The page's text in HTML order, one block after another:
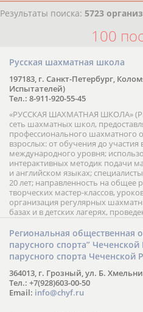
Результаты поиска: 5723
100
Русская шахматная школа
197183, г. Санкт-Петербург,
Испытателей)
Тел.: 8-911-920-55-45
«РУССКАЯ ШАХМАТНАЯ ШКОЛА»
сеть шахматных школ,
профессионального шахматного
взрослых: от обучения до участия
международного уровня;
интерактивных методик подачи
и английском языках;
20 лет; направленность на общее
творческих мастер-классов,
организация регулярных
базах и в детских лагерях,
шахматистами; корпоративное
форме вебинаров и
российских и международных
онлайн трансляция мероприятий
Региональная общественная
парусного спорта”
парусного спорта Чеченской
364013, г. Грозный, ул. Б.
Тел.: +7(928)603-00-50
Email: info@chyf.ru